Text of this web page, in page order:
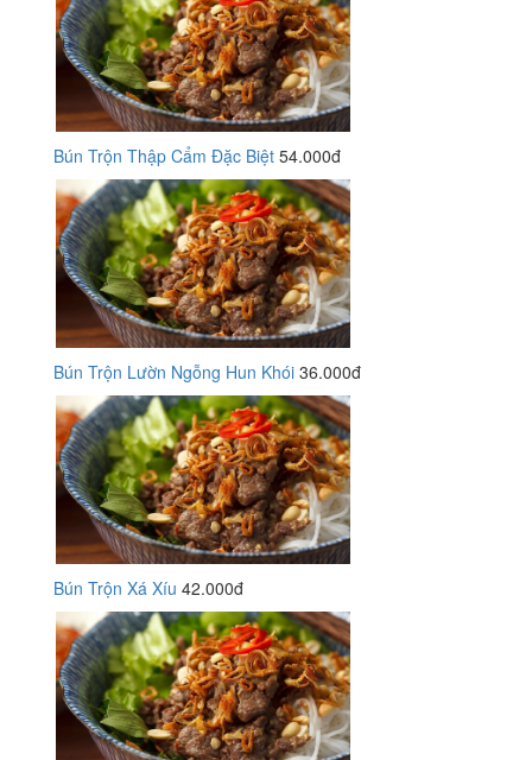
Bún Trộn Thập Cẩm Đặc Biệt 54.000đ
Bún Trộn Lườn Ngỗng Hun Khói 36.000đ
Bún Trộn Xá Xíu 42.000đ